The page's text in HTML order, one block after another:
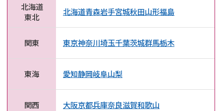
北海道
東北
北海道青森岩手宮城秋田山形福島
関東 東京神奈川埼玉千葉茨城群馬栃木
東海 愛知静岡岐阜山梨
関西 大阪京都兵庫奈良滋賀和歌山